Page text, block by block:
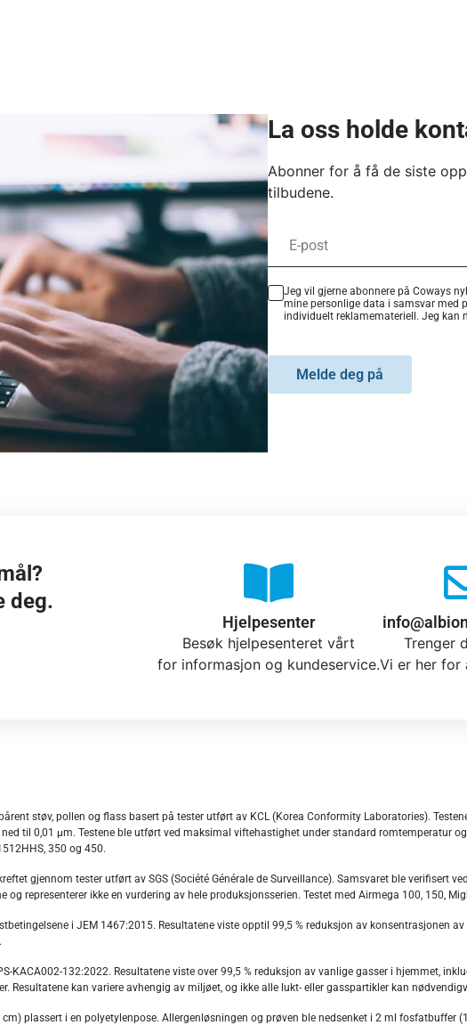
La oss holde
Abonner for å få de siste
tilbudene.
Jeg vil gjerne abonnere på Coways
mine personlige data i samsvar med
individuelt reklamemateriell. Jeg kan
Melde deg på
deg.
Hjelpesenter
Besøk hjelpesenteret vårt
for informasjon og kundeservice.
Trenger
Vi er her for
støv, pollen og flass basert på tester utført av KCL (Korea Conformity Laboratories).
til 0,01 μm. Testene ble utført ved maksimal viftehastighet under standard romtemperatur
350 og 450.
gjennom tester utført av SGS (Société Générale de Surveillance). Samsvaret ble verifisert
og representerer ikke en vurdering av hele produksjonsserien. Testet med Airmega 100, 150,
i JEM 1467:2015. Resultatene viste opptil 99,5 % reduksjon av konsentrasjonen
KACA002-132:2022. Resultatene viste over 99,5 % reduksjon av vanlige gasser i hjemmet,
Resultatene kan variere avhengig av miljøet, og ikke alle lukt- eller gasspartikler kan
plassert i en polyetylenpose. Allergenløsningen og prøven ble nedsenket i 2 ml fosfatbuffer